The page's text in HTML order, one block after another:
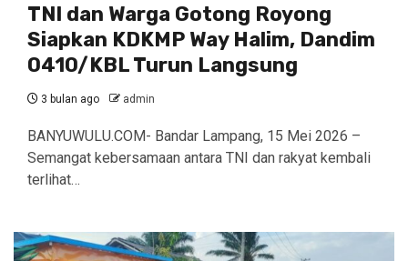
TNI dan Warga Gotong Royong
Siapkan KDKMP Way Halim, Dandim
0410/KBL Turun Langsung
3 bulan ago admin
BANYUWULU.COM- Bandar Lampang, 15 Mei 2026 –
Semangat kebersamaan antara TNI dan rakyat kembali
terlihat…